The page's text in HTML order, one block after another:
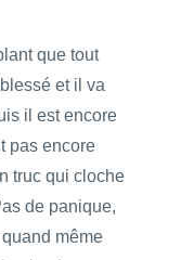
que tout
et il va
il est encore
pas encore
truc qui cloche
de panique,
même